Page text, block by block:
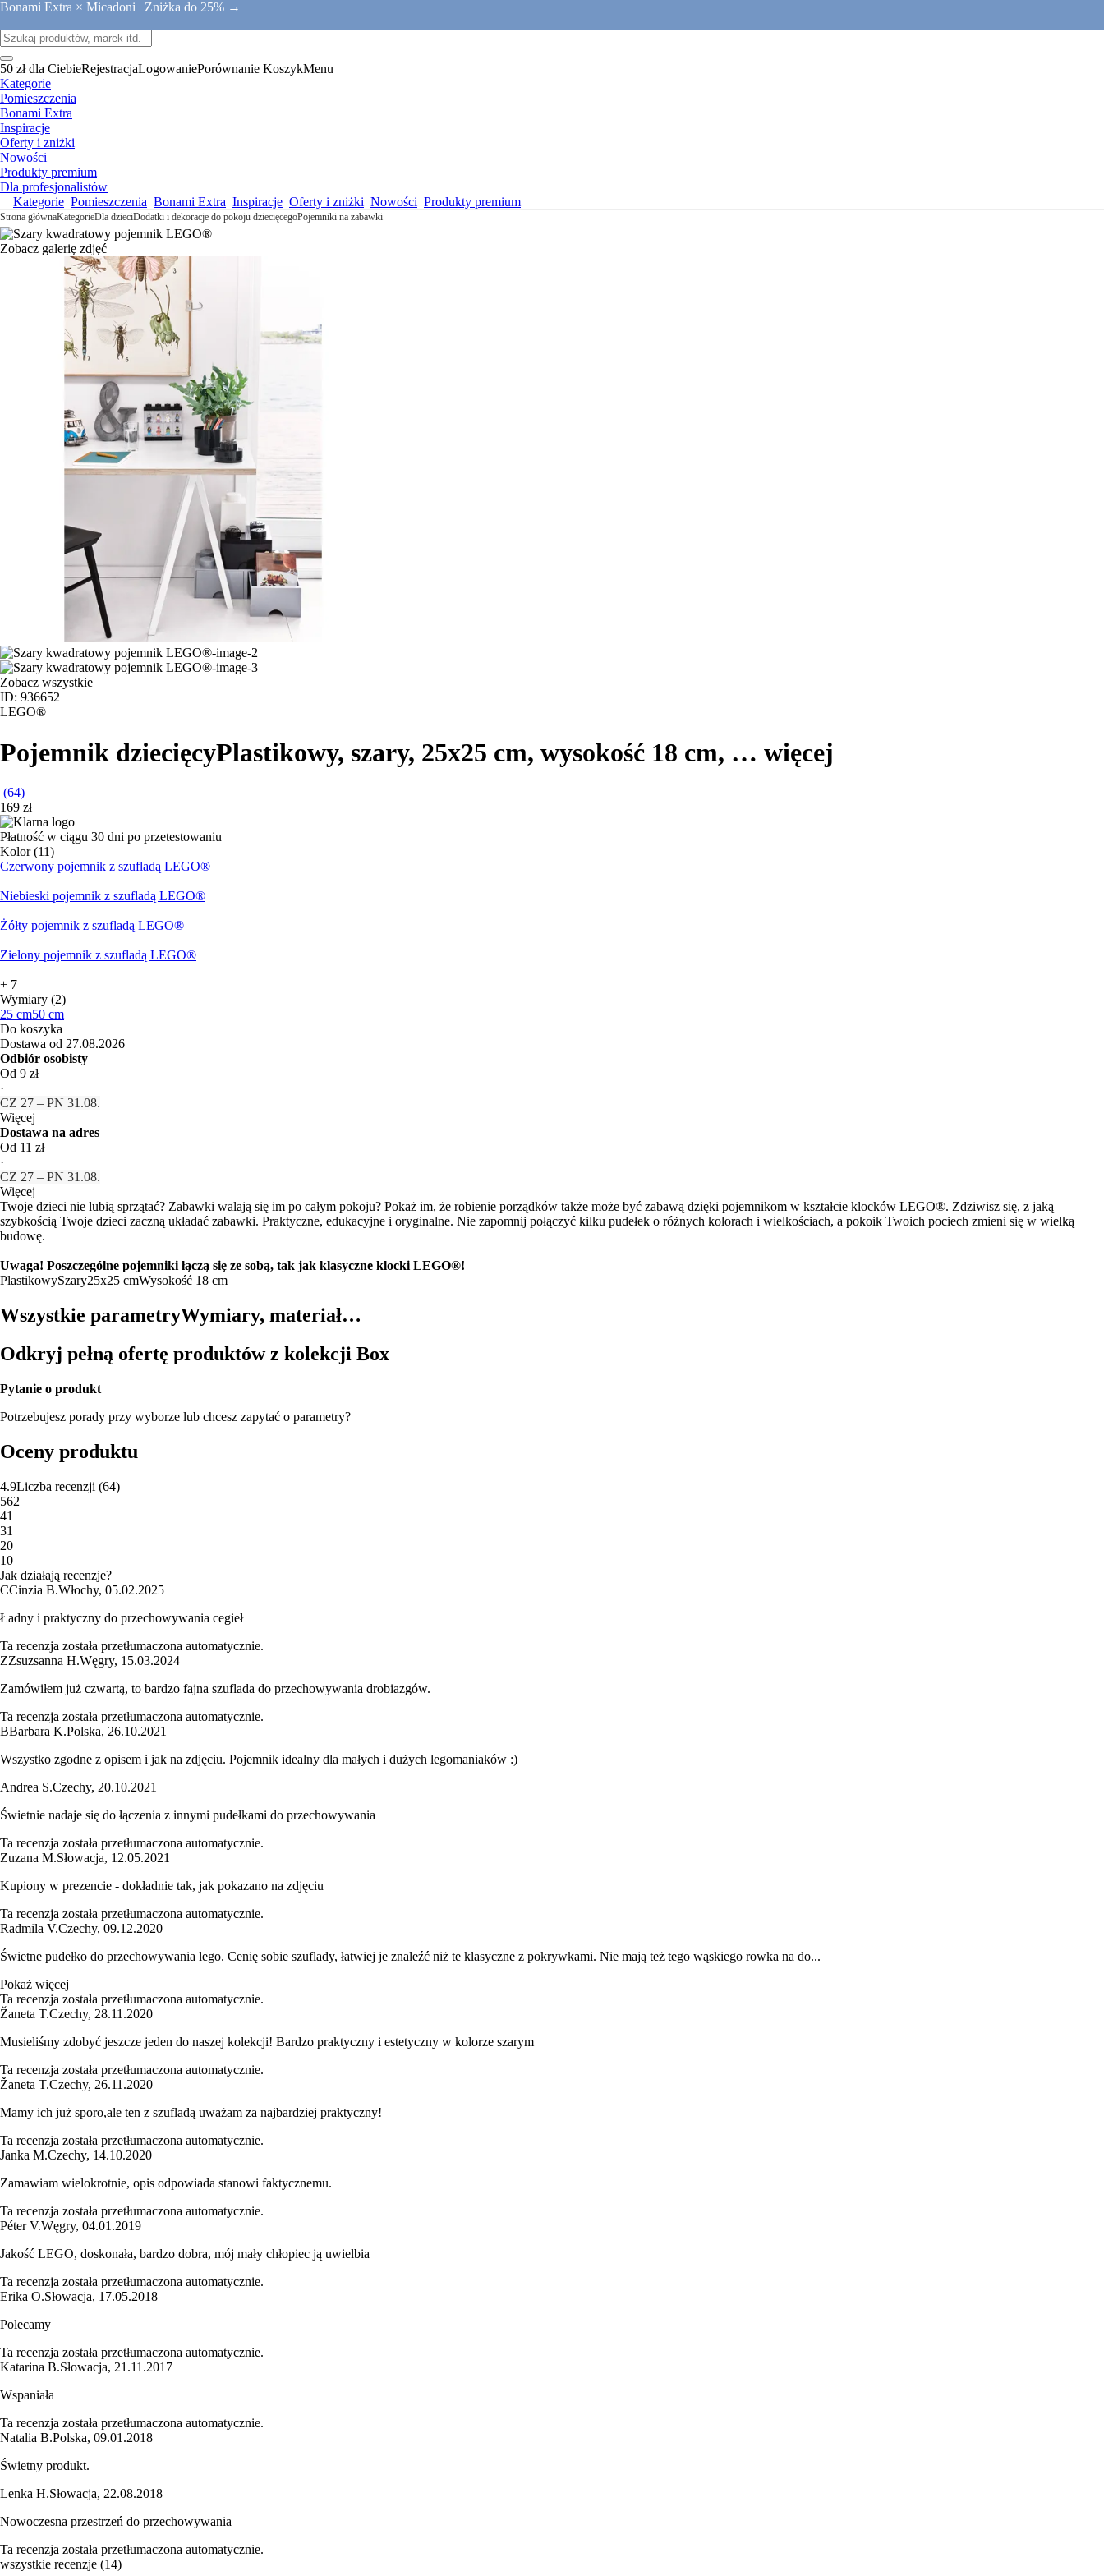
Bonami Extra × Micadoni | Zniżka do 25% →
50 zł dla CiebieRejestracjaLogowaniePorównanie KoszykMenu
Kategorie
Pomieszczenia
Bonami Extra
Inspiracje
Oferty i zniżki
Nowości
Produkty premium
Dla profesjonalistów
Kategorie Pomieszczenia Bonami Extra Inspiracje Oferty i zniżki Nowości Produkty premium
Strona głównaKategorieDla dzieciDodatki i dekoracje do pokoju dziecięcegoPojemniki na zabawki
Zobacz galerię zdjęć
Zobacz wszystkie
ID: 936652
LEGO®
Pojemnik dziecięcyPlastikowy, szary, 25x25 cm, wysokość 18 cm, … więcej
(64)
169 zł
Płatność w ciągu 30 dni po przetestowaniu
Kolor (11)
Czerwony pojemnik z szufladą LEGO®
Niebieski pojemnik z szufladą LEGO®
Żółty pojemnik z szufladą LEGO®
Zielony pojemnik z szufladą LEGO®
+ 7
Wymiary (2)
25 cm50 cm
Do koszyka
Dostawa od 27.08.2026
Odbiór osobisty
Od 9 zł
·
CZ 27 – PN 31.08.
Więcej
Dostawa na adres
Od 11 zł
·
CZ 27 – PN 31.08.
Więcej
Twoje dzieci nie lubią sprzątać? Zabawki walają się im po całym pokoju? Pokaż im, że robienie porządków także może być zabawą dzięki pojemnikom w kształcie klocków LEGO®. Zdziwisz się, z jaką
szybkością Twoje dzieci zaczną układać zabawki. Praktyczne, edukacyjne i oryginalne. Nie zapomnij połączyć kilku pudełek o różnych kolorach i wielkościach, a pokoik Twoich pociech zmieni się w wielką
budowę.
Uwaga! Poszczególne pojemniki łączą się ze sobą, tak jak klasyczne klocki LEGO®!
PlastikowySzary25x25 cmWysokość 18 cm
Wszystkie parametryWymiary, materiał…
Odkryj pełną ofertę produktów z kolekcji Box
Pytanie o produkt
Potrzebujesz porady przy wyborze lub chcesz zapytać o parametry?
Oceny produktu
4.9Liczba recenzji (64)
562
41
31
20
10
Jak działają recenzje?
CCinzia B.Włochy, 05.02.2025
Ładny i praktyczny do przechowywania cegieł
Ta recenzja została przetłumaczona automatycznie.
ZZsuzsanna H.Węgry, 15.03.2024
Zamówiłem już czwartą, to bardzo fajna szuflada do przechowywania drobiazgów.
Ta recenzja została przetłumaczona automatycznie.
BBarbara K.Polska, 26.10.2021
Wszystko zgodne z opisem i jak na zdjęciu. Pojemnik idealny dla małych i dużych legomaniaków :)
Andrea S.Czechy, 20.10.2021
Świetnie nadaje się do łączenia z innymi pudełkami do przechowywania
Ta recenzja została przetłumaczona automatycznie.
Zuzana M.Słowacja, 12.05.2021
Kupiony w prezencie - dokładnie tak, jak pokazano na zdjęciu
Ta recenzja została przetłumaczona automatycznie.
Radmila V.Czechy, 09.12.2020
Świetne pudełko do przechowywania lego. Cenię sobie szuflady, łatwiej je znaleźć niż te klasyczne z pokrywkami. Nie mają też tego wąskiego rowka na do...
Pokaż więcej
Ta recenzja została przetłumaczona automatycznie.
Žaneta T.Czechy, 28.11.2020
Musieliśmy zdobyć jeszcze jeden do naszej kolekcji! Bardzo praktyczny i estetyczny w kolorze szarym
Ta recenzja została przetłumaczona automatycznie.
Žaneta T.Czechy, 26.11.2020
Mamy ich już sporo,ale ten z szufladą uważam za najbardziej praktyczny!
Ta recenzja została przetłumaczona automatycznie.
Janka M.Czechy, 14.10.2020
Zamawiam wielokrotnie, opis odpowiada stanowi faktycznemu.
Ta recenzja została przetłumaczona automatycznie.
Péter V.Węgry, 04.01.2019
Jakość LEGO, doskonała, bardzo dobra, mój mały chłopiec ją uwielbia
Ta recenzja została przetłumaczona automatycznie.
Erika O.Słowacja, 17.05.2018
Polecamy
Ta recenzja została przetłumaczona automatycznie.
Katarina B.Słowacja, 21.11.2017
Wspaniała
Ta recenzja została przetłumaczona automatycznie.
Natalia B.Polska, 09.01.2018
Świetny produkt.
Lenka H.Słowacja, 22.08.2018
Nowoczesna przestrzeń do przechowywania
Ta recenzja została przetłumaczona automatycznie.
wszystkie recenzje (14)